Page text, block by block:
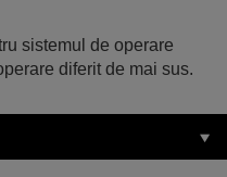
sistemul de operare
diferit de mai sus.